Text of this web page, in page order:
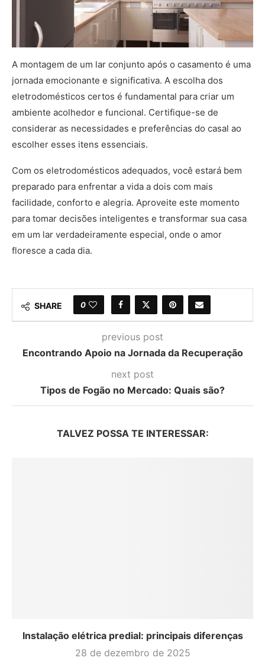
A montagem de um lar conjunto após o casamento é uma
jornada emocionante e significativa. A escolha dos
eletrodomésticos certos é fundamental para criar um
ambiente acolhedor e funcional. Certifique-se de
considerar as necessidades e preferências do casal ao
escolher esses itens essenciais.
Com os eletrodomésticos adequados, você estará bem
preparado para enfrentar a vida a dois com mais
facilidade, conforto e alegria. Aproveite este momento
para tomar decisões inteligentes e transformar sua casa
em um lar verdadeiramente especial, onde o amor
floresce a cada dia.
SHARE 0
previous post
Encontrando Apoio na Jornada da Recuperação
next post
Tipos de Fogão no Mercado: Quais são?
TALVEZ POSSA TE INTERESSAR:
Instalação elétrica predial: principais diferenças
28 de dezembro de 2025